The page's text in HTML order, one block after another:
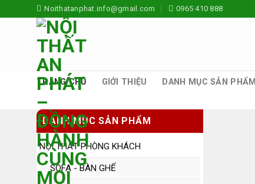
to
Noithatanphat.info@gmail.com 0965 410 888
TRANG CHỦ GIỚI THIỆU DANH MỤC SẢN PHẨM
DANH MỤC SẢN PHẨM
NỘI THẤT PHÒNG KHÁCH
SOFA - BÀN GHẾ